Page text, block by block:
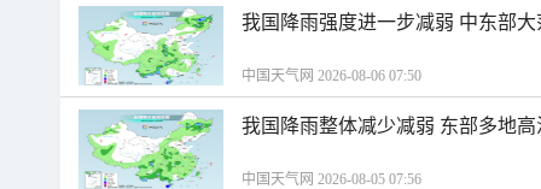
我国降雨强度进一步减弱 中东部
中国天气网 2026-08-06 07:50
我国降雨整体减少减弱 东部多地
中国天气网 2026-08-05 07:56